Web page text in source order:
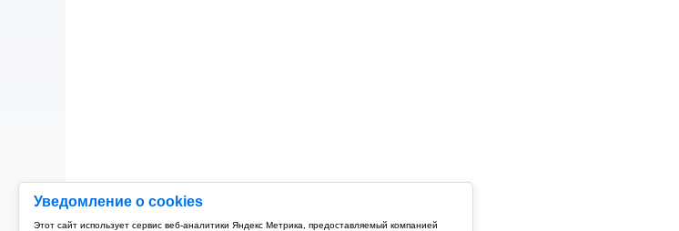
Уведомление о cookies
Этот сайт использует сервис веб-аналитики Яндекс Метрика, предоставляемый компанией